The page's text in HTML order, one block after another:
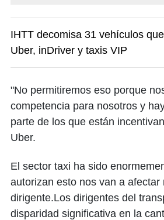
IHTT decomisa 31 vehículos
Uber, inDriver y taxis VIP
​"No permitiremos eso porque
competencia para nosotros y
parte de los que están
Uber.
El sector taxi ha sido
autorizan esto nos van a afectar
dirigente.​Los dirigentes del
disparidad significativa en la